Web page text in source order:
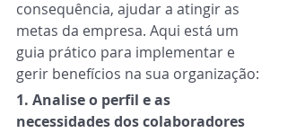
consequência, ajudar a atingir as
metas da empresa. Aqui está um
guia prático para implementar e
gerir benefícios na sua organização:
1. Analise o perfil e as
necessidades dos colaboradores